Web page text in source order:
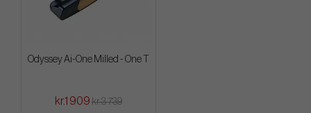
Odyssey Ai-One Milled - One T
kr.1 909 kr.3 739